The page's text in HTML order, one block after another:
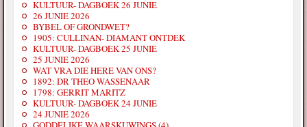
KULTUUR- DAGBOEK 26 JUNIE
26 JUNIE 2026
BYBEL OF GRONDWET?
1905: CULLINAN- DIAMANT ONTDEK
KULTUUR- DAGBOEK 25 JUNIE
25 JUNIE 2026
WAT VRA DIE HERE VAN ONS?
1892: DR THEO WASSENAAR
1798: GERRIT MARITZ
KULTUUR- DAGBOEK 24 JUNIE
24 JUNIE 2026